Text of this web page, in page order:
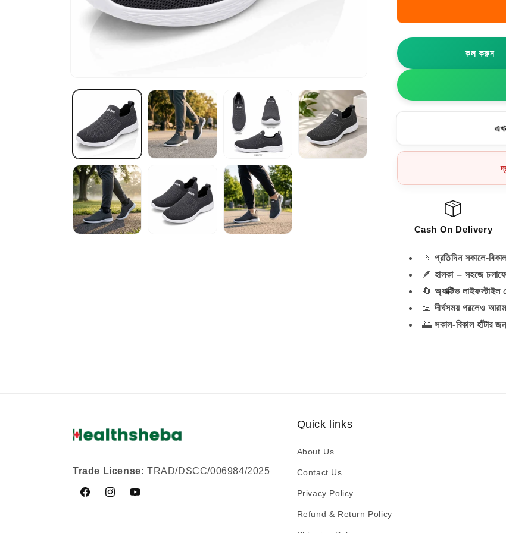
সকাল-
বিকাল
ডক্টর
জুতা
সকাল-
বিকাল
–
ডক্টর
জুতা
কল করুন
Cash On Delivery
🚶 প্রতিদিন সকালে-
🪶 হালকা – সহজে
🔄 অ্যাক্টিভ
👟 দীর্ঘসময় পরলেও
🌅 সকাল-বিকাল হাঁটার
Trade License: TRAD/DSCC/006984/2025
FacebookInstagramYouTube
Quick links
About Us
Contact Us
Privacy Policy
Refund & Return Policy